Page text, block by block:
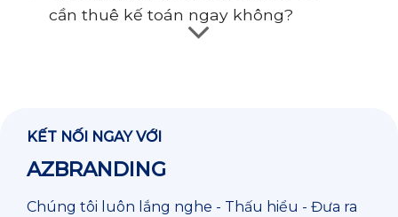
cần thuê kế toán ngay không?
KẾT NỐI NGAY VỚI
AZBRANDING
Chúng tôi luôn lắng nghe - Thấu hiểu - Đưa ra